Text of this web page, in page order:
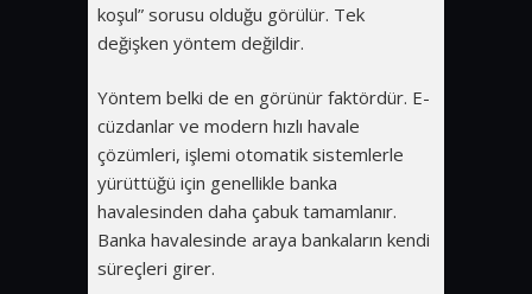
koşul” sorusu olduğu görülür. Tek
değişken yöntem değildir.
Yöntem belki de en görünür faktördür. E-
cüzdanlar ve modern hızlı havale
çözümleri, işlemi otomatik sistemlerle
yürüttüğü için genellikle banka
havalesinden daha çabuk tamamlanır.
Banka havalesinde araya bankaların kendi
süreçleri girer.